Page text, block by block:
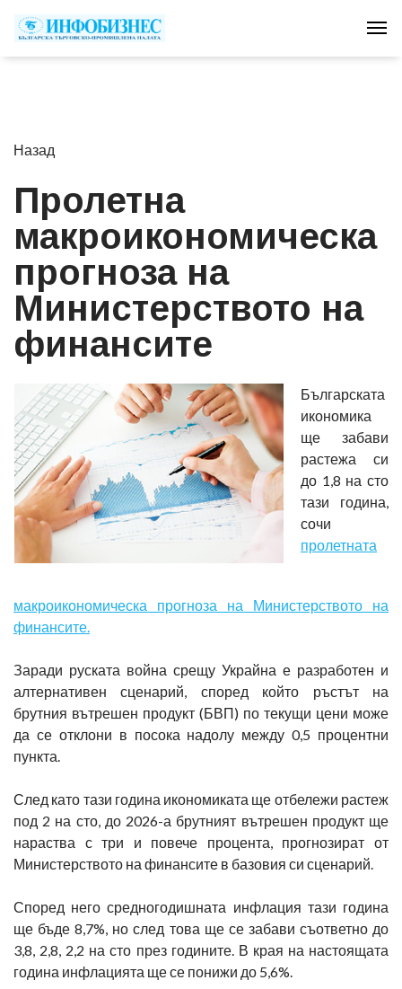
Назад
Пролетна
макроикономическа
прогноза на
Министерството на
финансите
Българската
икономика
ще забави
растежа си
до 1,8 на сто
тази година,
сочи
пролетната
макроикономическа прогноза на Министерството на
финансите.
Заради руската война срещу Украйна е разработен и
алтернативен сценарий, според който ръстът на
брутния вътрешен продукт (БВП) по текущи цени може
да се отклони в посока надолу между 0,5 процентни
пункта.
След като тази година икономиката ще отбележи растеж
под 2 на сто, до 2026-а брутният вътрешен продукт ще
нараства с три и повече процента, прогнозират от
Министерството на финансите в базовия си сценарий.
Според него средногодишната инфлация тази година
ще бъде 8,7%, но след това ще се забави съответно до
3,8, 2,8, 2,2 на сто през годините. В края на настоящата
година инфлацията ще се понижи до 5,6%.